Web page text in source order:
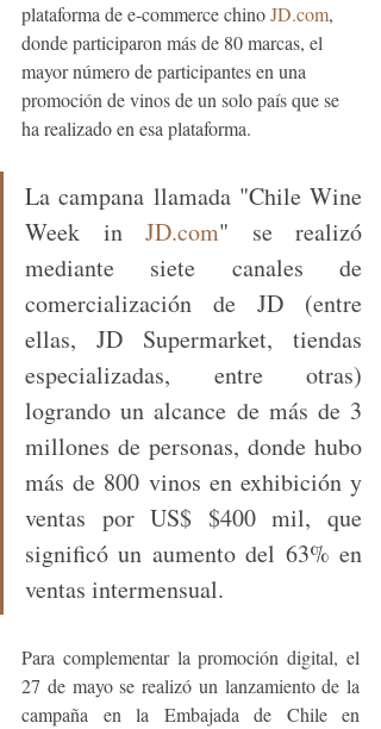
plataforma de e-commerce chino JD.com,
donde participaron más de 80 marcas, el
mayor número de participantes en una
promoción de vinos de un solo país que se
ha realizado en esa plataforma.
La campana llamada "Chile Wine
Week in JD.com" se realizó
mediante siete canales de
comercialización de JD (entre
ellas, JD Supermarket, tiendas
especializadas, entre otras)
logrando un alcance de más de 3
millones de personas, donde hubo
más de 800 vinos en exhibición y
ventas por US$ $400 mil, que
significó un aumento del 63% en
ventas intermensual.
Para complementar la promoción digital, el
27 de mayo se realizó un lanzamiento de la
campaña en la Embajada de Chile en